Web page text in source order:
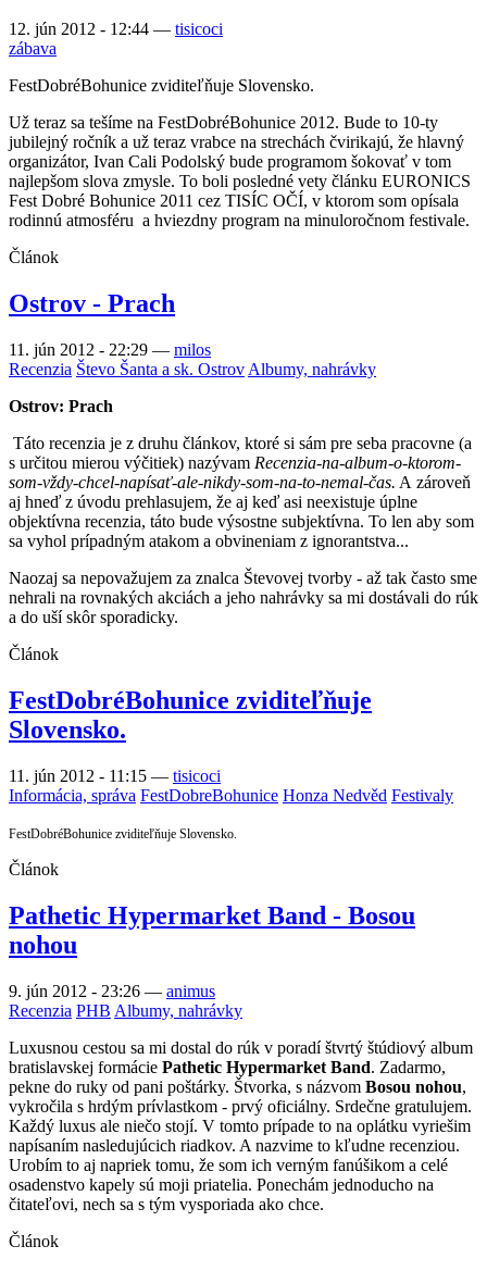
12. jún 2012 - 12:44 — tisicoci
zábava
FestDobréBohunice zviditeľňuje Slovensko.
Už teraz sa tešíme na FestDobréBohunice 2012. Bude to 10-ty
jubilejný ročník a už teraz vrabce na strechách čvirikajú, že hlavný
organizátor, Ivan Cali Podolský bude programom šokovať v tom
najlepšom slova zmysle. To boli posledné vety článku EURONICS
Fest Dobré Bohunice 2011 cez TISÍC OČÍ, v ktorom som opísala
rodinnú atmosféru a hviezdny program na minuloročnom festivale.
Článok
Ostrov - Prach
11. jún 2012 - 22:29 — milos
Recenzia Števo Šanta a sk. Ostrov Albumy, nahrávky
Ostrov: Prach
Táto recenzia je z druhu článkov, ktoré si sám pre seba pracovne (a
s určitou mierou výčitiek) nazývam Recenzia-na-album-o-ktorom-
som-vždy-chcel-napísať-ale-nikdy-som-na-to-nemal-čas. A zároveň
aj hneď z úvodu prehlasujem, že aj keď asi neexistuje úplne
objektívna recenzia, táto bude výsostne subjektívna. To len aby som
sa vyhol prípadným atakom a obvineniam z ignorantstva...
Naozaj sa nepovažujem za znalca Števovej tvorby - až tak často sme
nehrali na rovnakých akciách a jeho nahrávky sa mi dostávali do rúk
a do uší skôr sporadicky.
Článok
FestDobréBohunice zviditeľňuje
Slovensko.
11. jún 2012 - 11:15 — tisicoci
Informácia, správa FestDobreBohunice Honza Nedvěd Festivaly
FestDobréBohunice zviditeľňuje Slovensko.
Článok
Pathetic Hypermarket Band - Bosou
nohou
9. jún 2012 - 23:26 — animus
Recenzia PHB Albumy, nahrávky
Luxusnou cestou sa mi dostal do rúk v poradí štvrtý štúdiový album
bratislavskej formácie Pathetic Hypermarket Band. Zadarmo,
pekne do ruky od pani poštárky. Štvorka, s názvom Bosou nohou,
vykročila s hrdým prívlastkom - prvý oficiálny. Srdečne gratulujem.
Každý luxus ale niečo stojí. V tomto prípade to na oplátku vyriešim
napísaním nasledujúcich riadkov. A nazvime to kľudne recenziou.
Urobím to aj napriek tomu, že som ich verným fanúšikom a celé
osadenstvo kapely sú moji priatelia. Ponechám jednoducho na
čitateľovi, nech sa s tým vysporiada ako chce.
Článok